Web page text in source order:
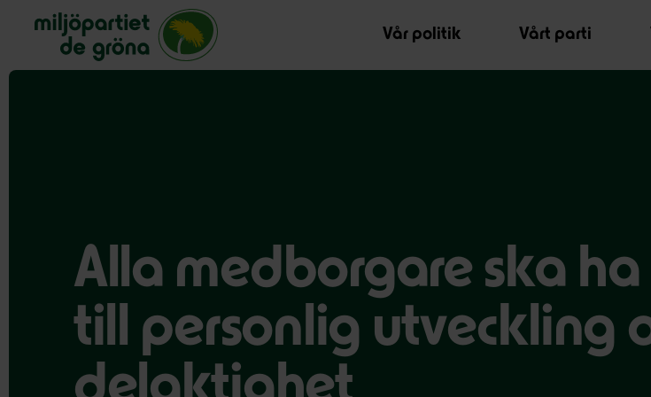
Miljöpartiet de gröna, startsida
Vår politik
Vårt parti
Alla medborgare ska
till personlig utveckling